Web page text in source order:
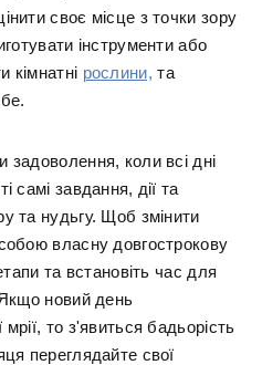
своє місце з точки зору
інструменти або
кімнатні рослини, та
задоволення, коли всі дні
самі завдання, дії та
та нудьгу. Щоб змінити
власну довгострокову
та встановіть час для
новий день
то з'явиться бадьорість
переглядайте свої